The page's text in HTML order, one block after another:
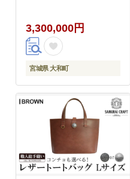
グ レザー 本革 日本製
数量限定 ハンドメイド
ファッション メンズ
Samurai Craft【株式会
3,300,000円
宮城県 大和町